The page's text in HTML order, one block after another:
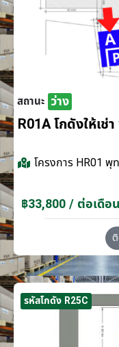
สถานะ ว่าง
R01A โกดังให้เ
โครงการ HR01 พุ
฿33,800 / ต่อเดือน
รหัสโกดัง R25C